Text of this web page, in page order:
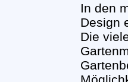
In den
Design
Die